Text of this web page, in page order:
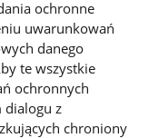
ochronne
uwarunkowań
danego
te wszystkie
ochronnych
dialogu z
chroniony